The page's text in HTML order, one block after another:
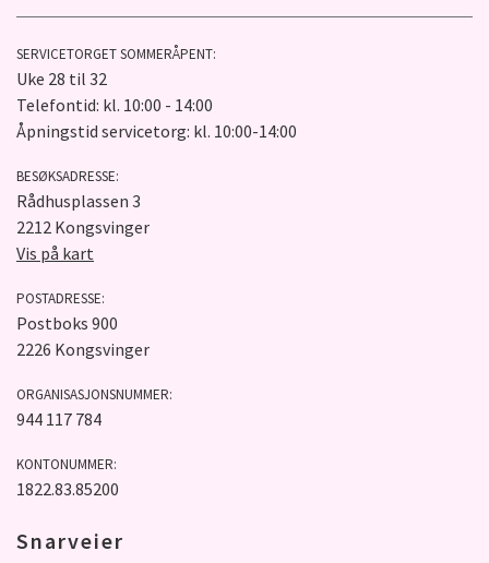
SERVICETORGET SOMMERÅPENT:
Uke 28 til 32
Telefontid: kl. 10:00 - 14:00
Åpningstid servicetorg: kl. 10:00-14:00
BESØKSADRESSE:
Rådhusplassen 3
2212 Kongsvinger
Vis på kart
POSTADRESSE:
Postboks 900
2226 Kongsvinger
ORGANISASJONSNUMMER:
944 117 784
KONTONUMMER:
1822.83.85200
Snarveier